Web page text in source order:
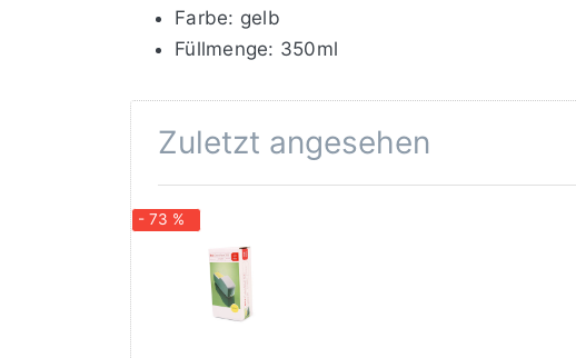
Farbe: gelb
Füllmenge: 350ml
Zuletzt angesehen
- 73 %